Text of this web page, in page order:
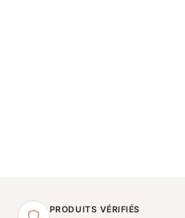
PRODUITS VÉRIFIÉS